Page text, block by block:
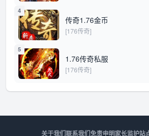
4
传奇1.76金币
[176传奇]
5
1.76传奇私服
[176传奇]
关于我们联系我们免责申明家长监护站